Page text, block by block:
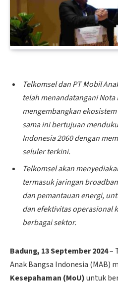
Telkomsel dan PT Mobil
telah menandatangani
mengembangkan
sama ini bertujuan
Indonesia 2060 dengan
seluler terkini.
Telkomsel akan
termasuk jaringan
dan pemantauan energi,
dan efektivitas operasional
berbagai sektor.
Badung, 13 September 2024–
Anak Bangsa Indonesia (MAB)
Kesepahaman (MoU)untuk